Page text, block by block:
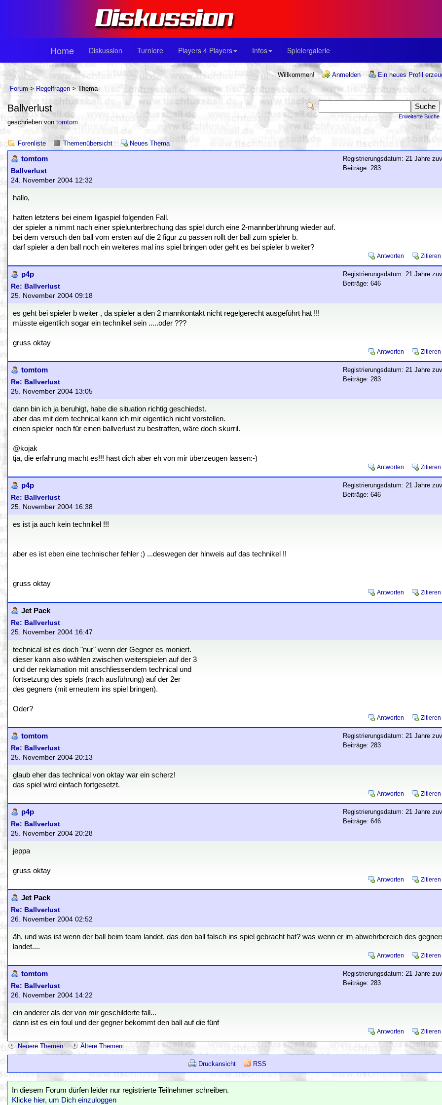
Home Diskussion Turniere Players 4 Players Infos Spielergalerie
Willkommen! Anmelden
Ein neues Profil
Forum > Regelfragen > Thema
Erweiterte Suche
Ballverlust
geschrieben von tomtom
Forenliste Themenübersicht Neues Thema
tomtom
Ballverlust
24. November 2004 12:32
Registrierungsdatum: 21 Jahre
Beiträge: 283
hallo,
hatten letztens bei einem ligaspiel folgenden Fall.
der spieler a nimmt nach einer spielunterbrechung das spiel durch eine 2-mannberührung wieder auf.
bei dem versuch den ball vom ersten auf die 2 figur zu passen rollt der ball zum spieler b.
darf spieler a den ball noch ein weiteres mal ins spiel bringen oder geht es bei spieler b weiter?
Antworten Zitieren
p4p
Re: Ballverlust
25. November 2004 09:18
Registrierungsdatum: 21 Jahre
Beiträge: 646
es geht bei spieler b weiter , da spieler a den 2 mannkontakt nicht regelgerecht ausgeführt hat !!!
müsste eigentlich sogar ein technikel sein .....oder ???
gruss oktay
Antworten Zitieren
tomtom
Re: Ballverlust
25. November 2004 13:05
Registrierungsdatum: 21 Jahre
Beiträge: 283
dann bin ich ja beruhigt, habe die situation richtig geschiedst.
aber das mit dem technical kann ich mir eigentlich nicht vorstellen.
einen spieler noch für einen ballverlust zu bestraffen, wäre doch skurril.
@kojak
tja, die erfahrung macht es!!! hast dich aber eh von mir überzeugen lassen:-)
Antworten Zitieren
p4p
Re: Ballverlust
25. November 2004 16:38
Registrierungsdatum: 21 Jahre
Beiträge: 646
es ist ja auch kein technikel !!!
aber es ist eben eine technischer fehler ;) ...deswegen der hinweis auf das technikel !!
gruss oktay
Antworten Zitieren
Jet Pack
Re: Ballverlust
25. November 2004 16:47
technical ist es doch "nur" wenn der Gegner es moniert.
dieser kann also wählen zwischen weiterspielen auf der 3
und der reklamation mit anschliessendem technical und
fortsetzung des spiels (nach ausführung) auf der 2er
des gegners (mit erneutem ins spiel bringen).
Oder?
Antworten Zitieren
tomtom
Re: Ballverlust
25. November 2004 20:13
Registrierungsdatum: 21 Jahre
Beiträge: 283
glaub eher das technical von oktay war ein scherz!
das spiel wird einfach fortgesetzt.
Antworten Zitieren
p4p
Re: Ballverlust
25. November 2004 20:28
Registrierungsdatum: 21 Jahre
Beiträge: 646
jeppa
gruss oktay
Antworten Zitieren
Jet Pack
Re: Ballverlust
26. November 2004 02:52
äh, und was ist wenn der ball beim team landet, das den ball falsch ins spiel gebracht hat? was wenn er im abwehrbereich des
landet....
Antworten Zitieren
tomtom
Re: Ballverlust
26. November 2004 14:22
Registrierungsdatum: 21 Jahre
Beiträge: 283
ein anderer als der von mir geschilderte fall...
dann ist es ein foul und der gegner bekommt den ball auf die fünf
Antworten Zitieren
Neuere Themen Ältere Themen
Druckansicht RSS
In diesem Forum dürfen leider nur registrierte Teilnehmer schreiben.
Klicke hier, um Dich einzuloggen